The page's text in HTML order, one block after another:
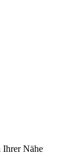
Ihrer Nähe